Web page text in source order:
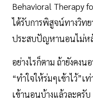
Behavioral Therapy
ได้รับการพิสูจน์ทางวิท
ประสบปัญหานอนไม่ห
อย่างไรก็ตาม ถ้ายังคง
“ทำใจให้ร่มๆเข้าไว้”เ
เข้านอนบ้างแล้วละครับ